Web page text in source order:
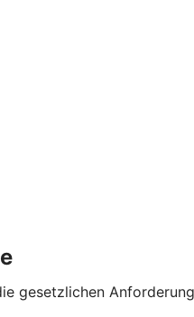
gesetzlichen